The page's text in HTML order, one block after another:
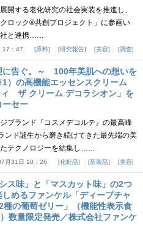
開する老化研究の社会実装を推進し、
ロック®共創プロジェクト」に参画い
社と連携……
17：47 原料 研究報告 美容 調査
に告ぐ。～ 100年美肌への想いを
）の高機能エッセンスクリーム
ィ ザ クリーム デコラシオン」を
ーセー
ブランド『コスメデコルテ』の最高峰
ンド誕生から磨き続けてきた最先端の美
たテクノロジーを結集し……
月31日 10：26 化粧品 新製品 美容
ス味」と「マスカット味」の2つ
めるファンケル「ディープチャ
種の葡萄ゼリー」（機能性表示食
数量限定発売／株式会社ファンケ